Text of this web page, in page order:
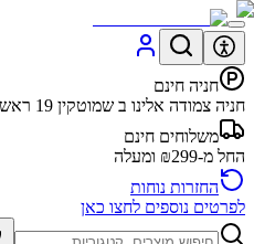
חניה חינם
חניה צמודה אלינו ב שמוטקין 19 ראשון לציון
משלוחים חינם
החל מ-₪299 ומעלה
החזרות נוחות
לפרטים נוספים לחצו כאן